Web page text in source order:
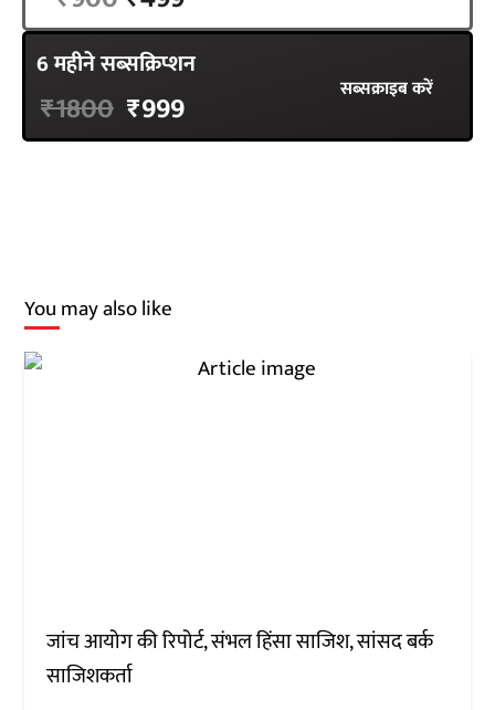
6 महीने सब्सक्रिप्शन
₹1800 ₹999 सब्सक्राइब करें
You may also like
जांच आयोग की रिपोर्ट, संभल हिंसा साजिश, सांसद बर्क
साजिशकर्ता